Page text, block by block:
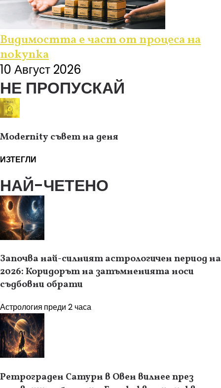
Видимостта е част от процеса на
покупка
10 Август 2026
НЕ ПРОПУСКАЙ
Modernity съвет на деня
ИЗТЕГЛИ
НАЙ-ЧЕТЕНО
Започва най-силният астрологичен период на
2026: Коридорът на затъмненията носи
съдбовни обрати
Астрология преди 2 часа
Ретрограден Сатурн в Овен вилнее през